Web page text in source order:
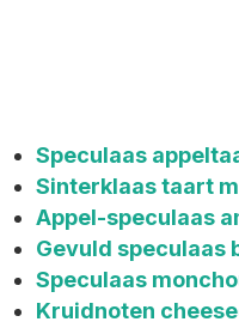
Speculaas
Sinterklaas taart
Appel-speculaas
Gevuld speculaas
Speculaas
Kruidnoten